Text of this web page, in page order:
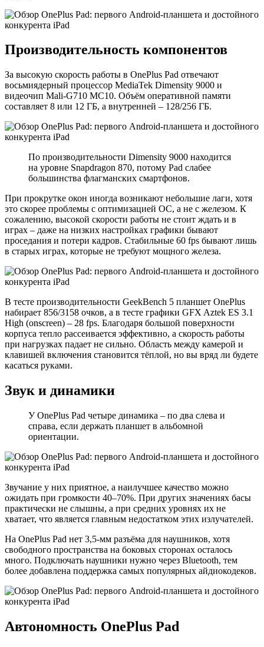
Производительность компонентов
За высокую скорость работы в OnePlus Pad отвечают
восьмиядерный процессор MediaTek Dimensity 9000 и
видеочип Mali-G710 MC10. Объём оперативной памяти
составляет 8 или 12 ГБ, а внутренней – 128/256 ГБ.
По производительности Dimensity 9000 находится
на уровне Snapdragon 870, потому Pad слабее
большинства флагманских смартфонов.
При прокрутке окон иногда возникают небольшие лаги, хотя
это скорее проблемы с оптимизацией ОС, а не с железом. К
сожалению, высокой скорости работы не стоит ждать и в
играх – даже на низких настройках графики бывают
проседания и потери кадров. Стабильные 60 fps бывают лишь
в старых играх, которые не требуют мощного железа.
В тесте производительности GeekBench 5 планшет OnePlus
набирает 856/3158 очков, а в тесте графики GFX Aztek ES 3.1
High (onscreen) – 28 fps. Благодаря большой поверхности
корпуса тепло рассеивается эффективно, а скорость работы
при нагрузках падает не сильно. Область между камерой и
клавишей включения становится тёплой, но вы вряд ли будете
касаться руками.
Звук и динамики
У OnePlus Pad четыре динамика – по два слева и
справа, если держать планшет в альбомной
ориентации.
Звучание у них приятное, а наилучшее качество можно
ожидать при громкости 40–70%. При других значениях басы
практически не слышны, а при средних уровнях их не
хватает, что является главным недостатком этих излучателей.
На OnePlus Pad нет 3,5-мм разъёма для наушников, хотя
свободного пространства на боковых сторонах осталось
много. Подключать наушники нужно через Bluetooth, тем
более добавлена поддержка самых популярных айдиокодеков.
Автономность OnePlus Pad